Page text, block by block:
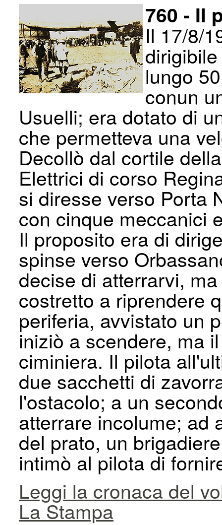
760 - Il
Il 17/8/
lungo
conun
Usuelli; era dotato di
che permetteva una
Decollò dal cortile
Elettrici di corso
si diresse verso Porta
con cinque meccanici
Il proposito era di
spinse verso
decise di atterrarvi,
costretto a riprendere
periferia, avvistato un
iniziò a scendere, ma
ciminiera. Il pilota
due sacchetti di
l'ostacolo; a un
atterrare incolume; ad
del prato, un
intimò al pilota di
Leggi la cronaca del
La Stampa